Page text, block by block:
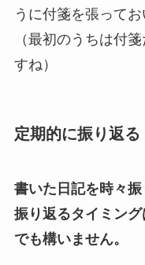
うに付箋を張って
（最初のうちは付
すね）
定期的に振り返る
書いた日記を時々振
振り返るタイミン
でも構いません。